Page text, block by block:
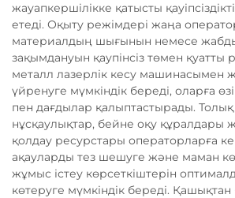
жауапкершілікке қатысты
етеді. Оқыту режімдері жаңа
материалдың шығынын немесе
зақымдануын қаупінсіз төмен
металл лазерлік кесу машинасымен
үйренуге мүмкіндік береді, оларға
пен дағдылар қалыптастырады.
нұсқаулықтар, бейне оқу құралдары
қолдау ресурстары операторларға
ақауларды тез шешуге және маман
жұмыс істеу көрсеткіштерін
көтеруге мүмкіндік береді.